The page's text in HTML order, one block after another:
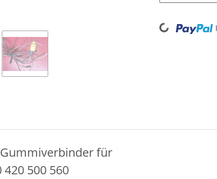
Loading...
für
420 500 560